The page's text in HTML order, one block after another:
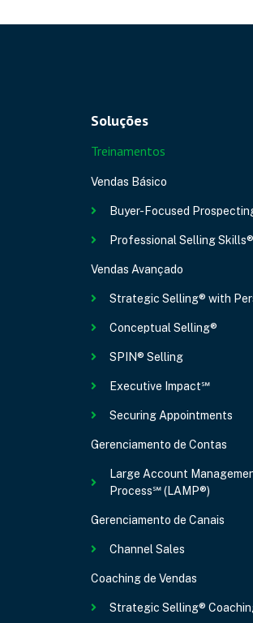
Soluções
Treinamentos
Vendas Básico
Buyer-Focused
Professional Selling Skills®
Vendas Avançado
Strategic Selling® with
Conceptual Selling®
SPIN® Selling
Executive Impact℠
Securing Appointments
Gerenciamento de Contas
Large Account
Process℠ (LAMP®)
Gerenciamento de Canais
Channel Sales
Coaching de Vendas
Strategic Selling®